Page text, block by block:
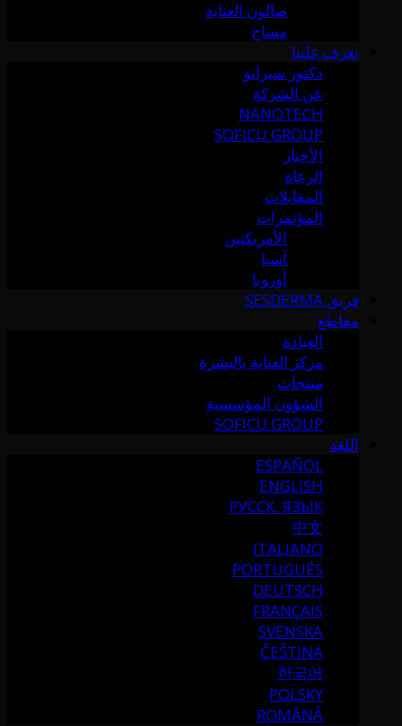
صالون العناية
مساج
تعرف علينا
دكتور سيرانو
عن الشركة
NANOTECH
SOFICU GROUP
الأخبار
الرعاة
المقابلات
المؤتمرات
الأمريكتين
آسيا
أوروبا
فريق SESDERMA
مقاطع
العيادة
مركز العناية بالبشرة
منتجات
الشؤون المؤسسية
SOFICU GROUP
اللغة
ESPAÑOL
ENGLISH
РУССК. ЯЗЫК
中文
ITALIANO
PORTUGUÉS
DEUTSCH
FRANÇAIS
SVENSKA
ČEŠTINA
한국어
POLSKY
ROMÂNĂ